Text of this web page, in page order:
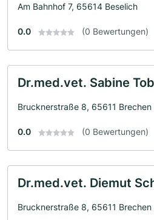
Am Bahnhof 7, 65614 Beselich
0.0 (0 Bewertungen)
Dr.med.vet. Sabine
Brucknerstraße 8, 65611 Brechen
0.0 (0 Bewertungen)
Dr.med.vet. Diemut
Brucknerstraße 8, 65611 Brechen